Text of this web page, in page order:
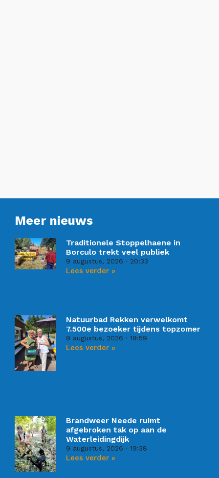
Meer nieuws
Traditionele Stoppelhaene in
Borculo trekt veel publiek
9 augustus, 2026 20:33
Lees verder »
Natuurbad Rekken verwelkomt
7.500e bezoeker tijdens topzomer
9 augustus, 2026 19:59
Lees verder »
Brandweer Neede ruimt
afgebroken tak op aan de
Waterleidingdijk
9 augustus, 2026 19:38
Lees verder »